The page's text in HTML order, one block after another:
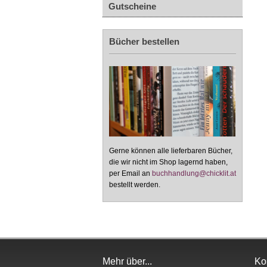
Gutscheine
Bücher bestellen
Gerne können alle lieferbaren Bücher,
die wir nicht im Shop lagernd haben,
per Email an buchhandlung@chicklit.at
bestellt werden.
Mehr über...